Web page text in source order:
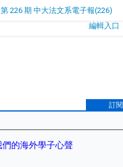
第 226 期 中大法文系電子報(226)
編輯入口